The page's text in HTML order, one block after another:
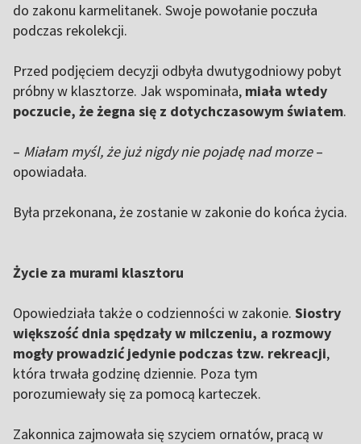
do zakonu karmelitanek. Swoje powołanie poczuła
podczas rekolekcji.
Przed podjęciem decyzji odbyła dwutygodniowy pobyt
próbny w klasztorze. Jak wspominała, miała wtedy
poczucie, że żegna się z dotychczasowym światem.
– Miałam myśl, że już nigdy nie pojadę nad morze–
opowiadała.
Była przekonana, że zostanie w zakonie do końca życia.
Życie za murami klasztoru
Opowiedziała także o codzienności w zakonie. Siostry
większość dnia spędzały w milczeniu, a rozmowy
mogły prowadzić jedynie podczas tzw. rekreacji,
która trwała godzinę dziennie. Poza tym
porozumiewały się za pomocą karteczek.
Zakonnica zajmowała się szyciem ornatów, pracą w